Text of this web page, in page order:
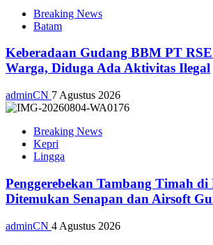
Breaking News
Batam
Keberadaan Gudang BBM PT
Warga, Diduga Ada Aktivitas Ilegal
adminCN 7 Agustus 2026
Breaking News
Kepri
Lingga
Penggerebekan Tambang Timah di
Ditemukan Senapan dan Airsoft
adminCN 4 Agustus 2026